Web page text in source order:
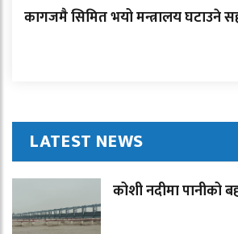
कागजमै सिमित भयो मन्त्रालय घटाउने
LATEST NEWS
कोशी नदीमा पानीको